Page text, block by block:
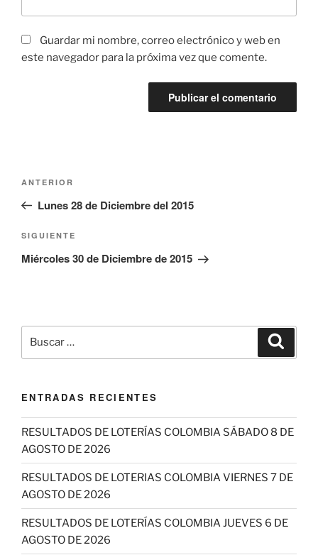
Guardar mi nombre, correo electrónico y web en
este navegador para la próxima vez que comente.
entradas
Entrada
anterior:
ANTERIOR
Lunes 28 de Diciembre del 2015
Siguiente
entrada
SIGUIENTE
Miércoles 30 de Diciembre de 2015
Buscar
por:
ENTRADAS RECIENTES
RESULTADOS DE LOTERÍAS COLOMBIA SÁBADO 8 DE
AGOSTO DE 2026
RESULTADOS DE LOTERIAS COLOMBIA VIERNES 7 DE
AGOSTO DE 2026
RESULTADOS DE LOTERÍAS COLOMBIA JUEVES 6 DE
AGOSTO DE 2026